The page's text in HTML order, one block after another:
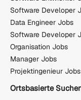
Software Developer
Data Engineer Jobs
Software Developer
Organisation Jobs
Manager Jobs
Projektingenieur Jobs
Ortsbasierte